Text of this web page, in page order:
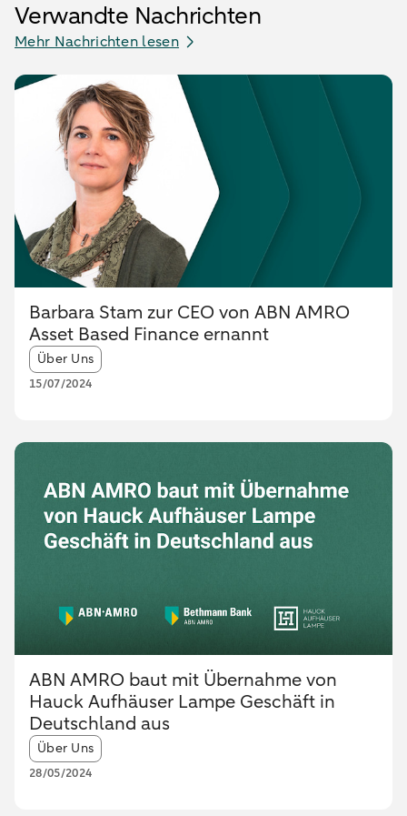
Verwandte Nachrichten
Mehr Nachrichten lesen
Barbara Stam zur CEO von ABN AMRO
Asset Based Finance ernannt
Article tags:
Über Uns
15/07/2024
ABN AMRO baut mit Übernahme von
Hauck Aufhäuser Lampe Geschäft in
Deutschland aus
Article tags:
Über Uns
28/05/2024